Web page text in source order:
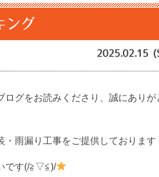
ング
2025.02.15
グをお読みくださり、誠にありが
雨漏り工事をご提供しております
です(/≧▽≦)/